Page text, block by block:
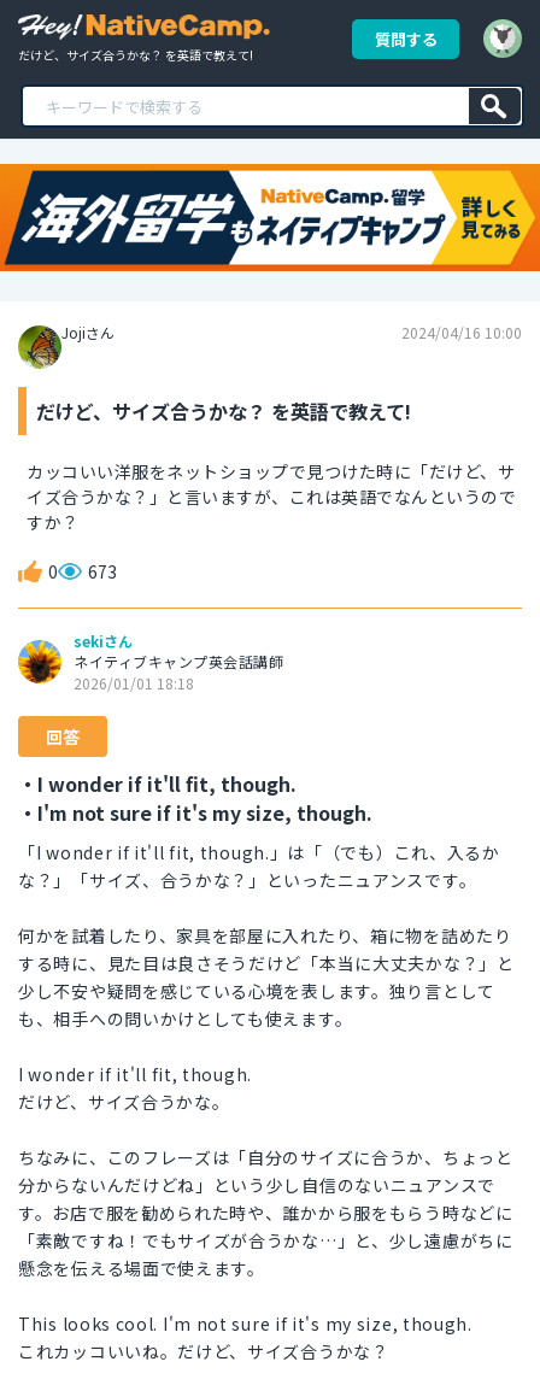
だけど、サイズ合うかな？ を英語で教えて!
質問する
Jojiさん 2024/04/16 10:00
だけど、サイズ合うかな？ を英語で教えて!
カッコいい洋服をネットショップで見つけた時に「だけど、サ
イズ合うかな？」と言いますが、これは英語でなんというので
すか？
0 673
sekiさん
ネイティブキャンプ英会話講師
2026/01/01 18:18
回答
・I wonder if it'll fit, though.
・I'm not sure if it's my size, though.
「I wonder if it'll fit, though.」は「（でも）これ、入るか
な？」「サイズ、合うかな？」といったニュアンスです。
何かを試着したり、家具を部屋に入れたり、箱に物を詰めたり
する時に、見た目は良さそうだけど「本当に大丈夫かな？」と
少し不安や疑問を感じている心境を表します。独り言として
も、相手への問いかけとしても使えます。
I wonder if it'll fit, though.
だけど、サイズ合うかな。
ちなみに、このフレーズは「自分のサイズに合うか、ちょっと
分からないんだけどね」という少し自信のないニュアンスで
す。お店で服を勧められた時や、誰かから服をもらう時などに
「素敵ですね！でもサイズが合うかな…」と、少し遠慮がちに
懸念を伝える場面で使えます。
This looks cool. I'm not sure if it's my size, though.
これカッコいいね。だけど、サイズ合うかな？